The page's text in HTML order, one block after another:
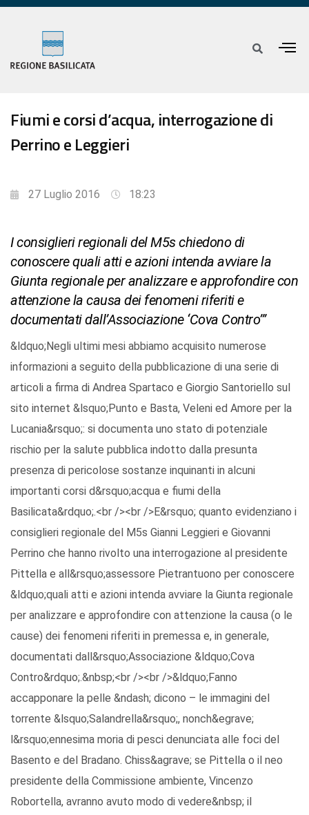
Fiumi e corsi d’acqua, interrogazione di
Perrino e Leggieri
27 Luglio 2016 18:23
I consiglieri regionali del M5s chiedono di
conoscere quali atti e azioni intenda avviare la
Giunta regionale per analizzare e approfondire con
attenzione la causa dei fenomeni riferiti e
documentati dall’Associazione ‘Cova Contro’”
&ldquo;Negli ultimi mesi abbiamo acquisito numerose
informazioni a seguito della pubblicazione di una serie di
articoli a firma di Andrea Spartaco e Giorgio Santoriello sul
sito internet &lsquo;Punto e Basta, Veleni ed Amore per la
Lucania&rsquo;: si documenta uno stato di potenziale
rischio per la salute pubblica indotto dalla presunta
presenza di pericolose sostanze inquinanti in alcuni
importanti corsi d&rsquo;acqua e fiumi della
Basilicata&rdquo;.<br /><br />E&rsquo; quanto evidenziano i
consiglieri regionale del M5s Gianni Leggieri e Giovanni
Perrino che hanno rivolto una interrogazione al presidente
Pittella e all&rsquo;assessore Pietrantuono per conoscere
&ldquo;quali atti e azioni intenda avviare la Giunta regionale
per analizzare e approfondire con attenzione la causa (o le
cause) dei fenomeni riferiti in premessa e, in generale,
documentati dall&rsquo;Associazione &ldquo;Cova
Contro&rdquo;.&nbsp;<br /><br />&ldquo;Fanno
accapponare la pelle &ndash; dicono – le immagini del
torrente &lsquo;Salandrella&rsquo;, nonch&egrave;
l&rsquo;ennesima moria di pesci denunciata alle foci del
Basento e del Bradano. Chiss&agrave; se Pittella o il neo
presidente della Commissione ambiente, Vincenzo
Robortella, avranno avuto modo di vedere&nbsp; il